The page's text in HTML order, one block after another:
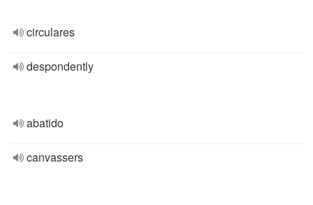
circulares
despondently
abatido
canvassers